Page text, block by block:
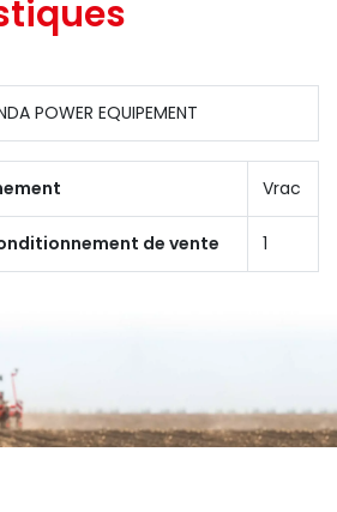
POWER EQUIPEMENT
Vrac
de vente 1